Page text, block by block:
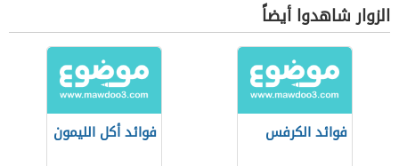
الزوار شاهدوا أيضاً
فوائد الكرفس فوائد أكل الليمون